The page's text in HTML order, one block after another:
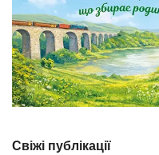
Свіжі публікації